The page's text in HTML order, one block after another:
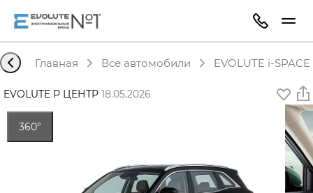
Главная Все автомобили EVOLUTE i-
EVOLUTE Р ЦЕНТР·18.05.2026
360°